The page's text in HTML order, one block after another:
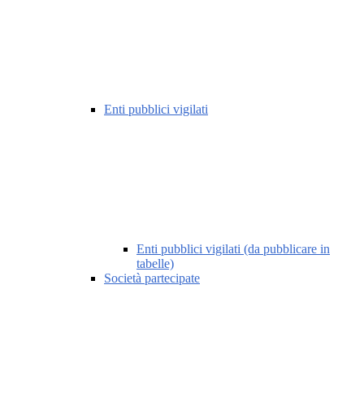
Enti pubblici vigilati
Enti pubblici vigilati (da pubblicare in
tabelle)
Società partecipate